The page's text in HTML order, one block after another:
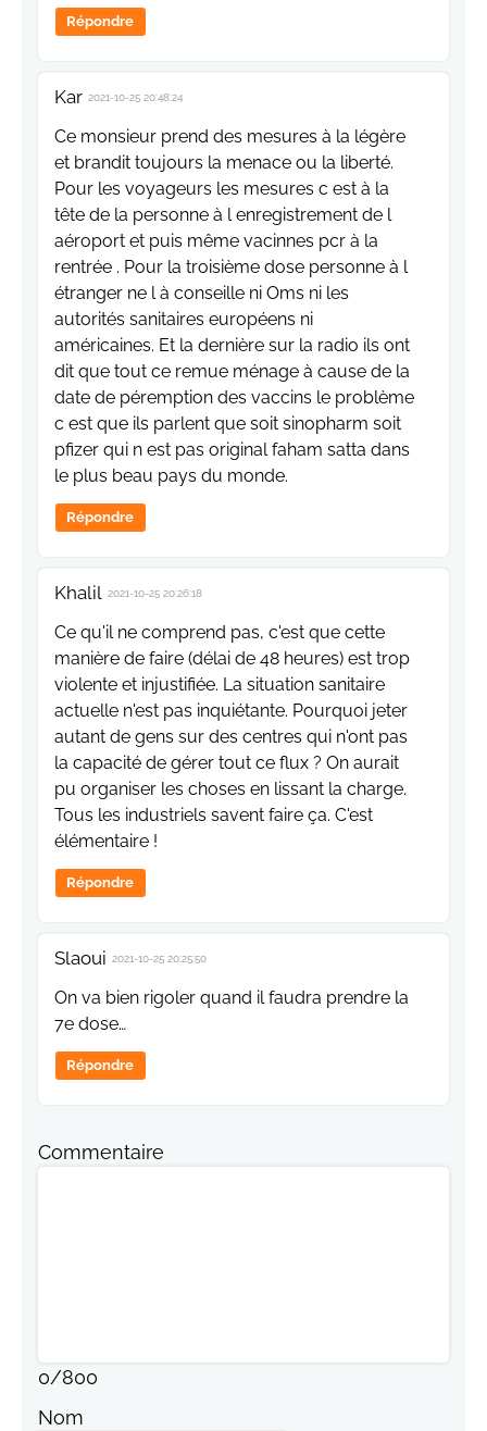
Répondre
Kar 2021-10-25 20:48:24
Ce monsieur prend des mesures à la légère
et brandit toujours la menace ou la liberté.
Pour les voyageurs les mesures c est à la
tête de la personne à l enregistrement de l
aéroport et puis même vacinnes pcr à la
rentrée . Pour la troisième dose personne à l
étranger ne l à conseille ni Oms ni les
autorités sanitaires européens ni
américaines. Et la dernière sur la radio ils ont
dit que tout ce remue ménage à cause de la
date de péremption des vaccins le problème
c est que ils parlent que soit sinopharm soit
pfizer qui n est pas original faham satta dans
le plus beau pays du monde.
Répondre
Khalil 2021-10-25 20:26:18
Ce qu'il ne comprend pas, c'est que cette
manière de faire (délai de 48 heures) est trop
violente et injustifiée. La situation sanitaire
actuelle n'est pas inquiétante. Pourquoi jeter
autant de gens sur des centres qui n'ont pas
la capacité de gérer tout ce flux ? On aurait
pu organiser les choses en lissant la charge.
Tous les industriels savent faire ça. C'est
élémentaire !
Répondre
Slaoui 2021-10-25 20:25:50
On va bien rigoler quand il faudra prendre la
7e dose…
Répondre
Commentaire
0/800
Nom